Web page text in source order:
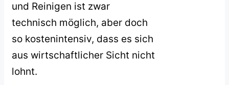
und Reinigen ist zwar
technisch möglich, aber doch
so kostenintensiv, dass es sich
aus wirtschaftlicher Sicht nicht
lohnt.